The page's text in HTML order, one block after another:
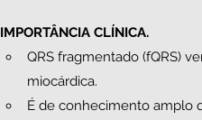
IMPORTÂNCIA CLÍNICA.
QRS fragmentado (fQRS)
miocárdica.
É de conhecimento amplo